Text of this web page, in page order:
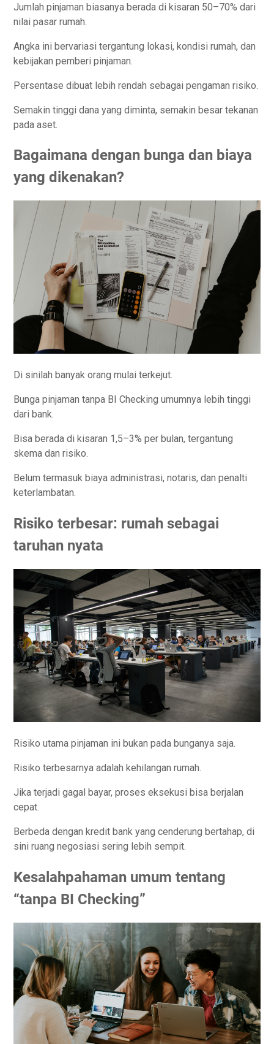
Jumlah pinjaman biasanya berada di kisaran 50–70% dari
nilai pasar rumah.
Angka ini bervariasi tergantung lokasi, kondisi rumah, dan
kebijakan pemberi pinjaman.
Persentase dibuat lebih rendah sebagai pengaman risiko.
Semakin tinggi dana yang diminta, semakin besar tekanan
pada aset.
Bagaimana dengan bunga dan biaya
yang dikenakan?
Di sinilah banyak orang mulai terkejut.
Bunga pinjaman tanpa BI Checking umumnya lebih tinggi
dari bank.
Bisa berada di kisaran 1,5–3% per bulan, tergantung
skema dan risiko.
Belum termasuk biaya administrasi, notaris, dan penalti
keterlambatan.
Risiko terbesar: rumah sebagai
taruhan nyata
Risiko utama pinjaman ini bukan pada bunganya saja.
Risiko terbesarnya adalah kehilangan rumah.
Jika terjadi gagal bayar, proses eksekusi bisa berjalan
cepat.
Berbeda dengan kredit bank yang cenderung bertahap, di
sini ruang negosiasi sering lebih sempit.
Kesalahpahaman umum tentang
“tanpa BI Checking”